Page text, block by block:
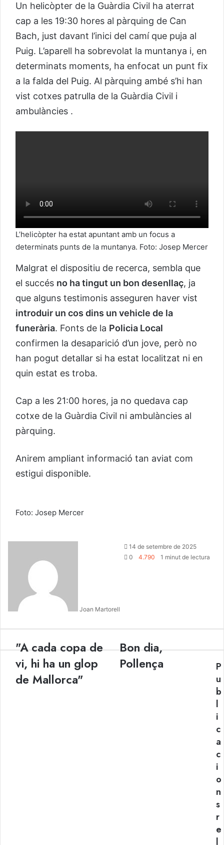
Un helicòpter de la Guàrdia Civil ha aterrat
cap a les 19:30 hores al pàrquing de Can
Bach, just davant l’inici del camí que puja al
Puig. L’aparell ha sobrevolat la muntanya i, en
determinats moments, ha enfocat un punt fix
a la falda del Puig. Al pàrquing ambé s’hi han
vist cotxes patrulla de la Guàrdia Civil i
ambulàncies .
L’helicòpter ha estat apuntant amb un focus a
determinats punts de la muntanya. Foto: Josep Mercer
Malgrat el dispositiu de recerca, sembla que
el succés no ha tingut un bon desenllaç, ja
que alguns testimonis asseguren haver vist
introduir un cos dins un vehicle de la
funerària. Fonts de la Policia Local
confirmen la desaparició d’un jove, però no
han pogut detallar si ha estat localitzat ni en
quin estat es troba.
Cap a les 21:00 hores, ja no quedava cap
cotxe de la Guàrdia Civil ni ambulàncies al
pàrquing.
Anirem ampliant informació tan aviat com
estigui disponible.
Foto: Josep Mercer
Joan Martorell
14 de setembre de 2025
0
4.790 1 minut de lectura
"A
copa
de
vi,
"A cada copa de
vi, hi ha un glop
de Mallorca"
Bon
Pollença
Bon dia,
Pollença
P
u
b
l
i
c
a
c
i
o
n
s
r
e
l